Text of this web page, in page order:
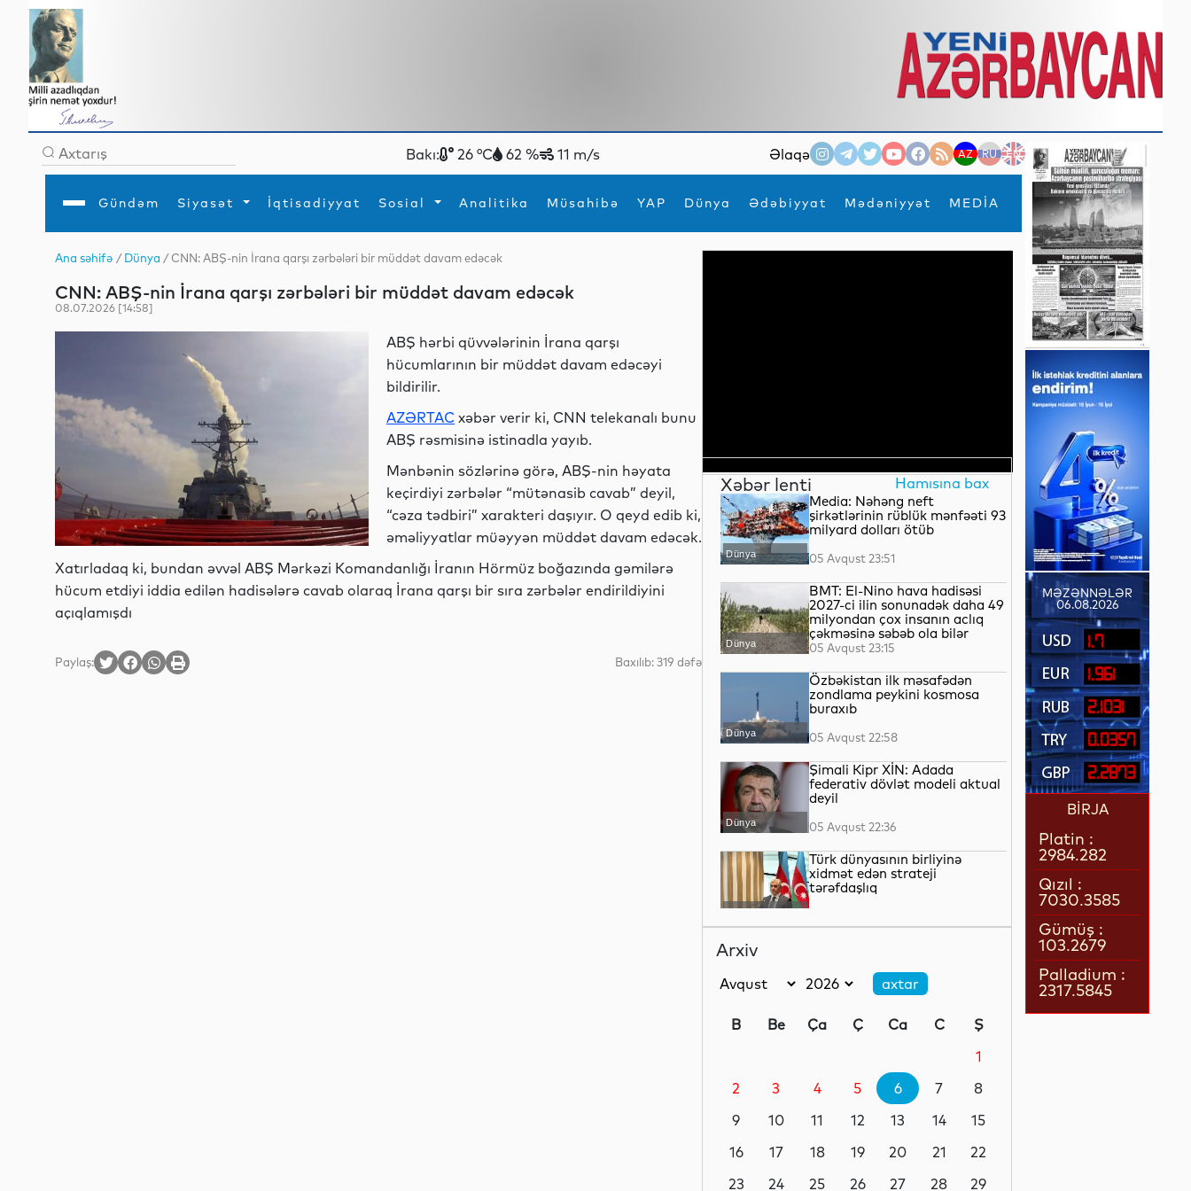
Bakı: 26 °C 62 % 11 m/s Əlaqə AZ RU EN
Gündəm Siyasət İqtisadiyyat Sosial Analitika Müsahibə YAP Dünya Ədəbiyyat Mədəniyyət MEDİA
×
Gündəm
İqtisadiyyat
Analitika
Ədəbiyyat
MEDİA
Xarici siyasətTurizm
Hadisə
İdman Yeni texnologiyalar
Ana səhifə /Dünya / CNN: ABŞ-nin İrana qarşı zərbələri bir müddət davam edəcək
CNN: ABŞ-nin İrana qarşı zərbələri bir müddət davam edəcək
08.07.2026 [14:58]
ABŞ hərbi qüvvələrinin İrana qarşı
hücumlarının bir müddət davam edəcəyi
bildirilir.
AZƏRTAC xəbər verir ki, CNN telekanalı bunu
ABŞ rəsmisinə istinadla yayıb.
Mənbənin sözlərinə görə, ABŞ-nin həyata
keçirdiyi zərbələr “mütənasib cavab” deyil,
“cəza tədbiri” xarakteri daşıyır. O qeyd edib ki,
əməliyyatlar müəyyən müddət davam edəcək.
Xatırladaq ki, bundan əvvəl ABŞ Mərkəzi Komandanlığı İranın Hörmüz boğazında gəmilərə
hücum etdiyi iddia edilən hadisələrə cavab olaraq İrana qarşı bir sıra zərbələr endirildiyini
açıqlamışdı
Paylaş: Baxılıb: 319 dəfə
Xəbər lenti Hamısına bax
Dünya
Media: Nəhəng neft
şirkətlərinin rüblük mənfəəti 93
milyard dolları ötüb
05 Avqust 23:51
Dünya
BMT: El-Nino hava hadisəsi
2027-ci ilin sonunadək daha 49
milyondan çox insanın aclıq
çəkməsinə səbəb ola bilər
05 Avqust 23:15
Dünya
Özbəkistan ilk məsafədən
zondlama peykini kosmosa
buraxıb
05 Avqust 22:58
Dünya
Şimali Kipr XİN: Adada
federativ dövlət modeli aktual
deyil
05 Avqust 22:36
YAP xəbərləri
Türk dünyasının birliyinə
xidmət edən strateji
tərəfdaşlıq
Dünya
təkzib edib
05 Avqust 21:57
İqtisadiyyat
Qızılın qiyməti 4200 dolları
05 Avqust 21:37
Arxiv
B Be Ça Ç Ca C
Ş
1
2
3 4 5 6 7
8
9
10 11 12 13 14
15
16
17 18 19 20 21
22
23
24 25 26 27 28
29
MƏZƏNNƏLƏR
06.08.2026
1.7
1.961
2.1031
0.0357
2.2873
BİRJA
Platin :
2984.282
Qızıl :
7030.3585
Gümüş :
103.2679
Palladium :
2317.5845